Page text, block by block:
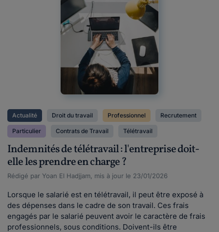
Actualité Droit du travail Professionnel Recrutement
Particulier Contrats de Travail Télétravail
Indemnités de télétravail : l'entreprise doit-
elle les prendre en charge ?
Rédigé par Yoan El Hadjjam, mis à jour le 23/01/2026
Lorsque le salarié est en télétravail, il peut être exposé à
des dépenses dans le cadre de son travail. Ces frais
engagés par le salarié peuvent avoir le caractère de frais
professionnels, sous conditions. Doivent-ils être